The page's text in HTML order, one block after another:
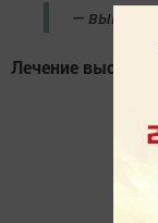
— выпечка.
Лечение